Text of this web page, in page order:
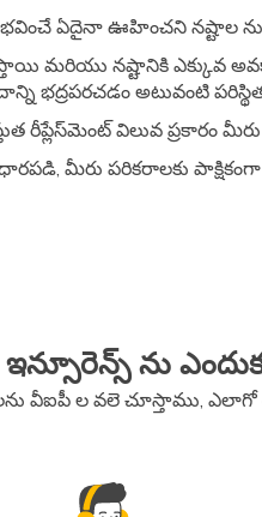
ఏదైనా ఊహించని నష్టాల
మరియు నష్టానికి ఎక్కువ
భద్రపరచడం అటువంటి
రీప్లేస్‌మెంట్ విలువ ప్రకారం
మీరు పరికరాలకు
ను
వీఐపీ ల వలె చూస్తాము, ఎలాగో